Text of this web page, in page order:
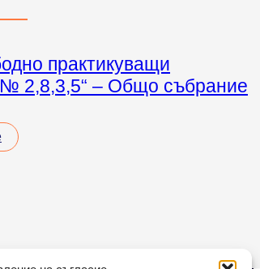
практикуващи
№ 2,8,3,5“ – Общо събрание